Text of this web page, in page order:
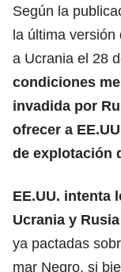
Según la
la última versión
a Ucrania el 28
condiciones
invadida por
ofrecer a
de explotación
EE.UU. intenta
Ucrania y Rusia
ya pactadas
mar Negro, si